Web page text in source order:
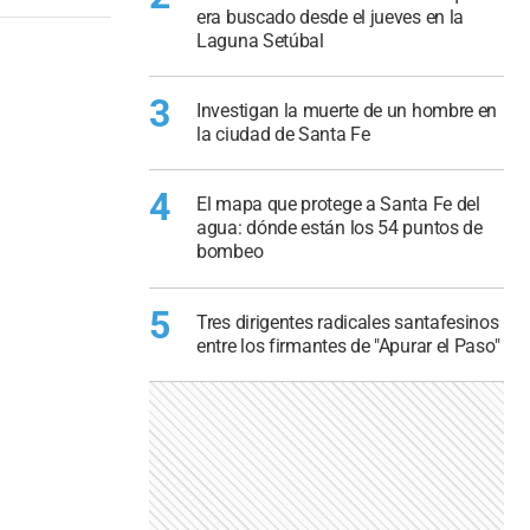
era buscado desde el jueves en la
Laguna Setúbal
3
Investigan la muerte de un hombre en
la ciudad de Santa Fe
4
El mapa que protege a Santa Fe del
agua: dónde están los 54 puntos de
bombeo
5
Tres dirigentes radicales santafesinos
entre los firmantes de "Apurar el Paso"